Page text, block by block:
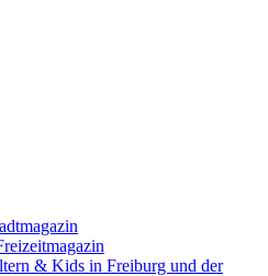
& Kids in Freiburg und der